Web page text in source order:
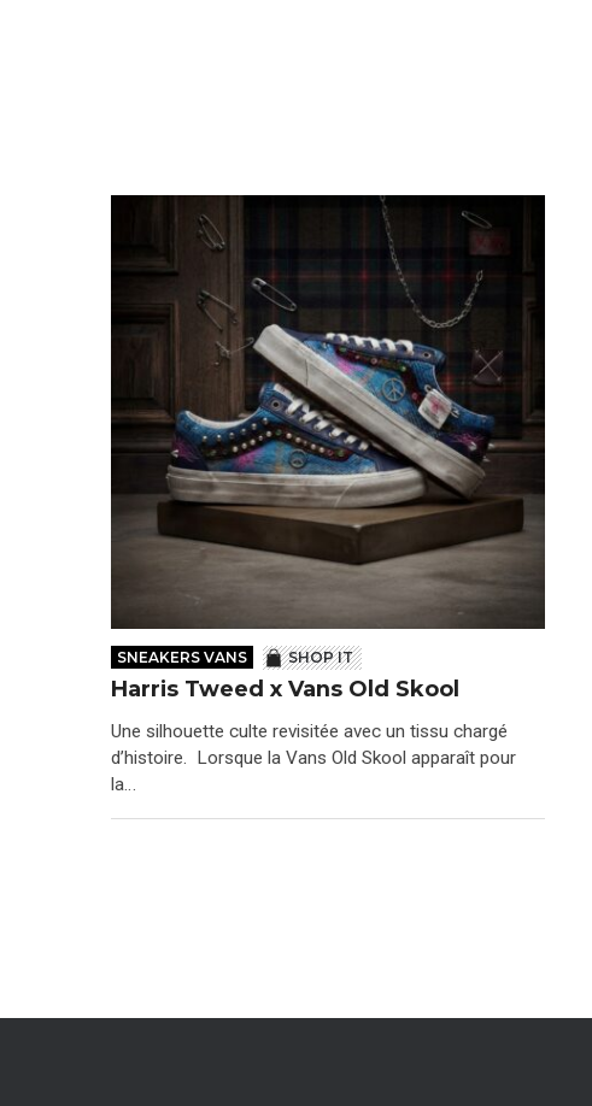
SNEAKERS VANS SHOP IT
Harris Tweed x Vans Old Skool
Une silhouette culte revisitée avec un tissu chargé
d’histoire. Lorsque la Vans Old Skool apparaît pour
la…